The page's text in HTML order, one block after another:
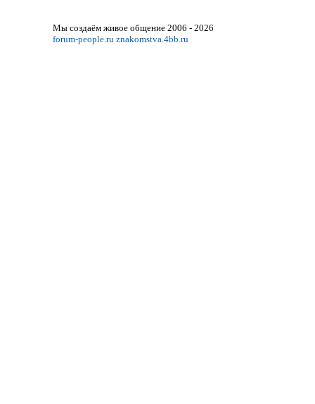
Мы создаём живое общение 2006 - 2026
forum-people.ru znakomstva.4bb.ru